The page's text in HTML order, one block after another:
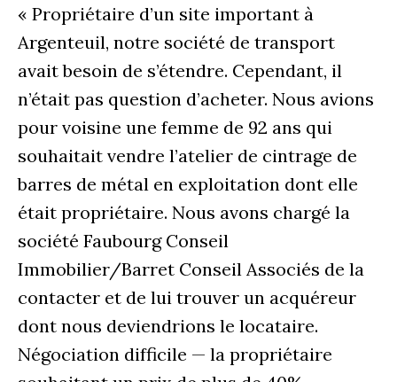
« Propriétaire d’un site important à
Argenteuil, notre société de transport
avait besoin de s’étendre. Cependant, il
n’était pas question d’acheter. Nous avions
pour voisine une femme de 92 ans qui
souhaitait vendre l’atelier de cintrage de
barres de métal en exploitation dont elle
était propriétaire. Nous avons chargé la
société Faubourg Conseil
Immobilier/Barret Conseil Associés de la
contacter et de lui trouver un acquéreur
dont nous deviendrions le locataire.
Négociation difficile — la propriétaire